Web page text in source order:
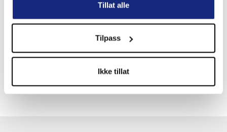
Tillat alle
Tilpass
Ikke tillat
NFFs Forsikringskontor
Boks 553